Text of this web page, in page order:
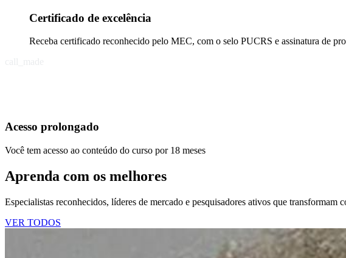
Certificado de excelência
Receba certificado reconhecido pelo MEC, com o selo PUCRS e assinatura de
Acesso prolongado
Você tem acesso ao conteúdo do curso por 18 meses
Aprenda com os melhores
Especialistas reconhecidos, líderes de mercado e pesquisadores ativos que transformam
VER TODOS